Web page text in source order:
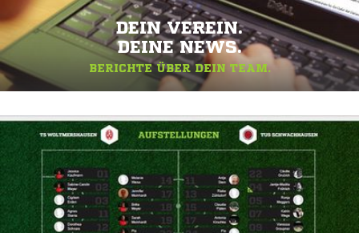
DEIN VEREIN.
DEINE NEWS.
BERICHTE ÜBER DEIN TEAM.